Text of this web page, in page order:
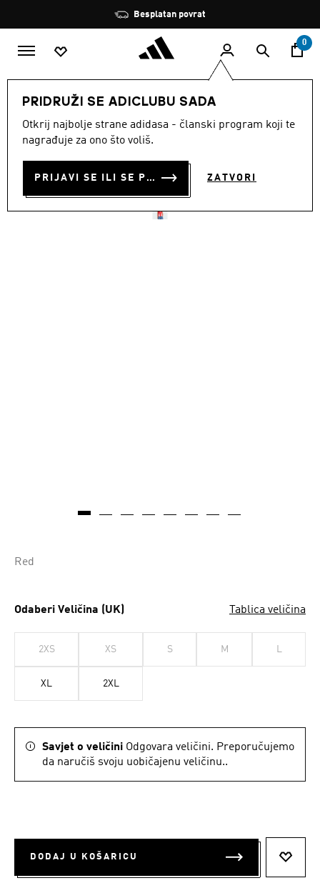
Zaustavi
rotaciju
Besplatan povrat
0
PRIDRUŽI SE ADICLUBU SADA
Otkrij najbolje strane adidasa - članski program koji te
nagrađuje za ono što voliš.
PRIJAVI SE ILI SE PRIDRUŽI SADA ZATVORI
Odjeća
DRES FC BAYERN 25/26
HOME
Red
Odaberi Veličina (UK) Tablica veličina
2XS XS S M L
XL 2XL
Savjet o veličini Odgovara veličini. Preporučujemo
da naručiš svoju uobičajenu veličinu..
DODAJ U KOŠARICU